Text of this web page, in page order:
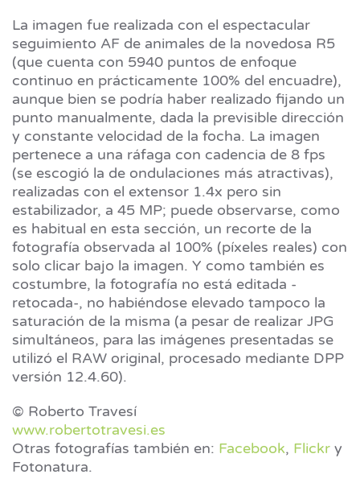
La imagen fue realizada con el espectacular
seguimiento AF de animales de la novedosa R5
(que cuenta con 5940 puntos de enfoque
continuo en prácticamente 100% del encuadre),
aunque bien se podría haber realizado fijando un
punto manualmente, dada la previsible dirección
y constante velocidad de la focha. La imagen
pertenece a una ráfaga con cadencia de 8 fps
(se escogió la de ondulaciones más atractivas),
realizadas con el extensor 1.4x pero sin
estabilizador, a 45 MP; puede observarse, como
es habitual en esta sección, un recorte de la
fotografía observada al 100% (píxeles reales) con
solo clicar bajo la imagen. Y como también es
costumbre, la fotografía no está editada -
retocada-, no habiéndose elevado tampoco la
saturación de la misma (a pesar de realizar JPG
simultáneos, para las imágenes presentadas se
utilizó el RAW original, procesado mediante DPP
versión 12.4.60).
© Roberto Travesí
www.robertotravesi.es
Otras fotografías también en: Facebook, Flickr y
Fotonatura.